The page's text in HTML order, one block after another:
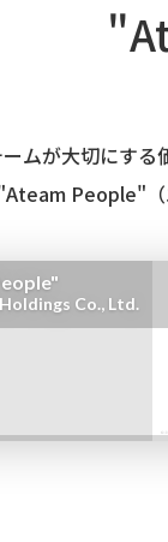
ムが大切にする
People"（